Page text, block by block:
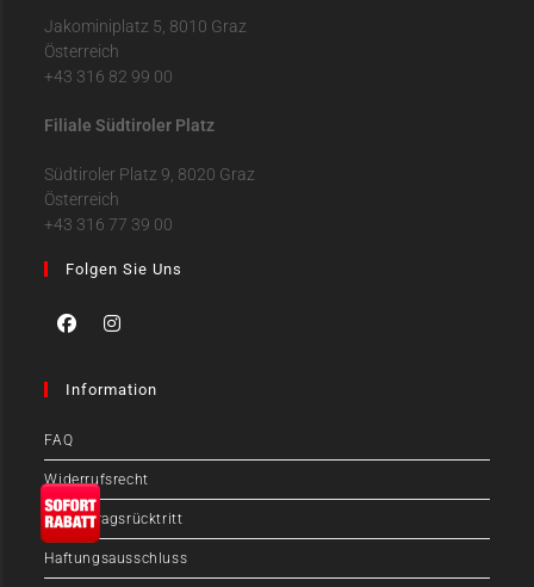
Jakominiplatz 5, 8010 Graz
Österreich
+43 316 82 99 00
Filiale Südtiroler Platz
Südtiroler Platz 9, 8020 Graz
Österreich
+43 316 77 39 00
Folgen Sie Uns
Information
FAQ
Widerrufsrecht
EU-Vertragsrücktritt
Haftungsausschluss